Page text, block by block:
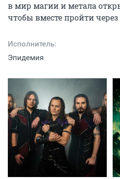
в мир магии и метала
чтобы вместе пройти через
Исполнитель:
Эпидемия